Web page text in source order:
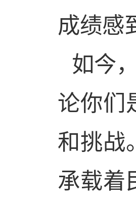
成绩感
如今
论你们
和挑战
承载着